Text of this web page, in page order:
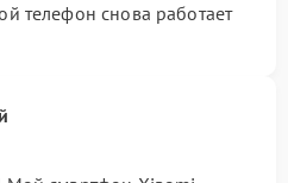
телефон снова работает